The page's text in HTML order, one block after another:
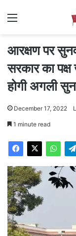
Menu
आरक्षण पर
सरकार का
होगी अगली
December 17, 2022
1 minute read